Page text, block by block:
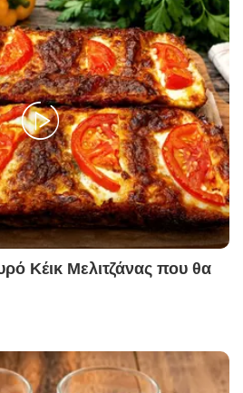
Κέικ Μελιτζάνας που θα